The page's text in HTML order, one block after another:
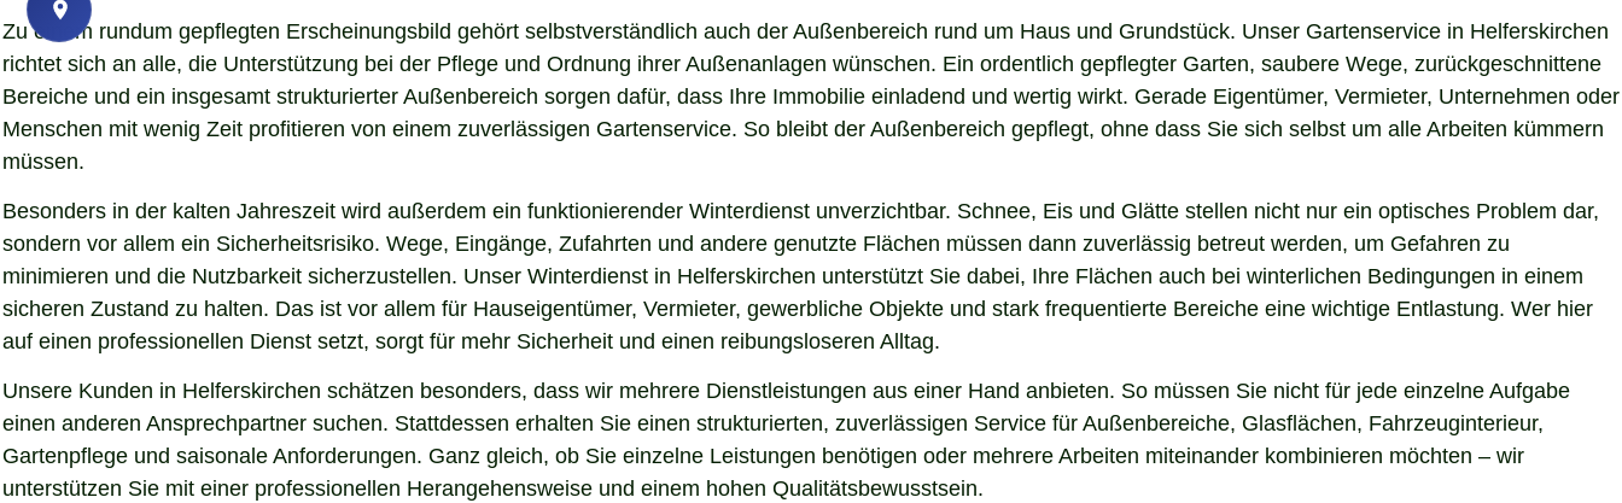
Zu einem rundum gepflegten Erscheinungsbild gehört selbstverständlich auch der Außenbereich rund um Haus und Grundstück. Unser Gartenservice in Helferskirchen
richtet sich an alle, die Unterstützung bei der Pflege und Ordnung ihrer Außenanlagen wünschen. Ein ordentlich gepflegter Garten, saubere Wege, zurückgeschnittene
Bereiche und ein insgesamt strukturierter Außenbereich sorgen dafür, dass Ihre Immobilie einladend und wertig wirkt. Gerade Eigentümer, Vermieter, Unternehmen oder
Menschen mit wenig Zeit profitieren von einem zuverlässigen Gartenservice. So bleibt der Außenbereich gepflegt, ohne dass Sie sich selbst um alle Arbeiten kümmern
müssen.
Besonders in der kalten Jahreszeit wird außerdem ein funktionierender Winterdienst unverzichtbar. Schnee, Eis und Glätte stellen nicht nur ein optisches Problem dar,
sondern vor allem ein Sicherheitsrisiko. Wege, Eingänge, Zufahrten und andere genutzte Flächen müssen dann zuverlässig betreut werden, um Gefahren zu
minimieren und die Nutzbarkeit sicherzustellen. Unser Winterdienst in Helferskirchen unterstützt Sie dabei, Ihre Flächen auch bei winterlichen Bedingungen in einem
sicheren Zustand zu halten. Das ist vor allem für Hauseigentümer, Vermieter, gewerbliche Objekte und stark frequentierte Bereiche eine wichtige Entlastung. Wer hier
auf einen professionellen Dienst setzt, sorgt für mehr Sicherheit und einen reibungsloseren Alltag.
Unsere Kunden in Helferskirchen schätzen besonders, dass wir mehrere Dienstleistungen aus einer Hand anbieten. So müssen Sie nicht für jede einzelne Aufgabe
einen anderen Ansprechpartner suchen. Stattdessen erhalten Sie einen strukturierten, zuverlässigen Service für Außenbereiche, Glasflächen, Fahrzeuginterieur,
Gartenpflege und saisonale Anforderungen. Ganz gleich, ob Sie einzelne Leistungen benötigen oder mehrere Arbeiten miteinander kombinieren möchten – wir
unterstützen Sie mit einer professionellen Herangehensweise und einem hohen Qualitätsbewusstsein.